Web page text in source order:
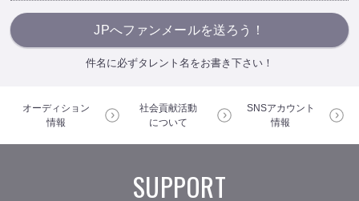
JPへファンメールを送ろう！
件名に必ずタレント名をお書き下さい！
オーディション
情報
社会貢献活動
について
SNSアカウント
情報
SUPPORT